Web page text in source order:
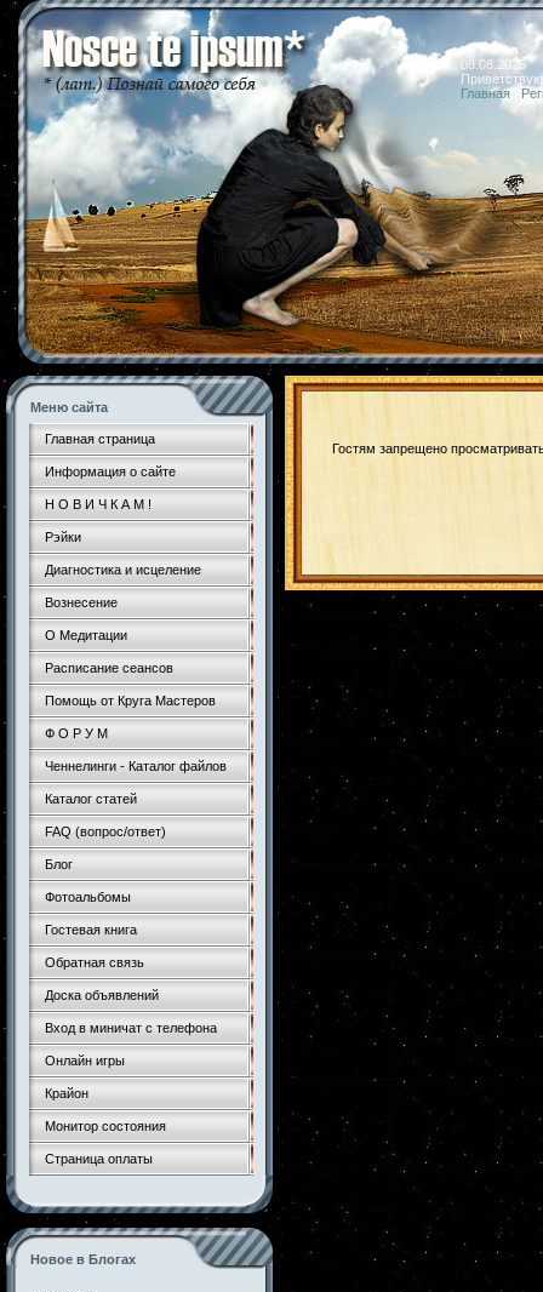
08.08.2026
Главная
Меню сайта
Главная страница
Информация о сайте
Н О В И Ч К А М !
Рэйки
Диагностика и исцеление
Вознесение
О Медитации
Расписание сеансов
Помощь от Круга Мастеров
Ф О Р У М
Ченнелинги - Каталог файлов
Каталог статей
FAQ (вопрос/ответ)
Блог
Фотоальбомы
Гостевая книга
Обратная связь
Доска объявлений
Вход в миничат с телефона
Онлайн игры
Крайон
Монитор состояния
Страница оплаты
Новое в Блогах
Гостям запрещено